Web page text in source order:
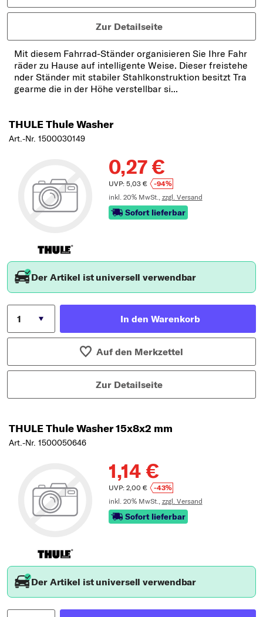
Zur Detailseite
Mit diesem Fahrrad-Ständer organisieren Sie Ihre Fahr
räder zu Hause auf intelligente Weise. Dieser freistehe
nder Ständer mit stabiler Stahlkonstruktion besitzt Tra
gearme die in der Höhe verstellbar si...
THULE Thule Washer
Art.-Nr. 1500030149
0,27 €
UVP: 5,03 €
-94%
inkl. 20% MwSt., zzgl. Versand
Sofort lieferbar
Der Artikel ist universell verwendbar
In den Warenkorb
Auf den Merkzettel
Zur Detailseite
THULE Thule Washer 15x8x2 mm
Art.-Nr. 1500050646
1,14 €
UVP: 2,00 €
-43%
inkl. 20% MwSt., zzgl. Versand
Sofort lieferbar
Der Artikel ist universell verwendbar